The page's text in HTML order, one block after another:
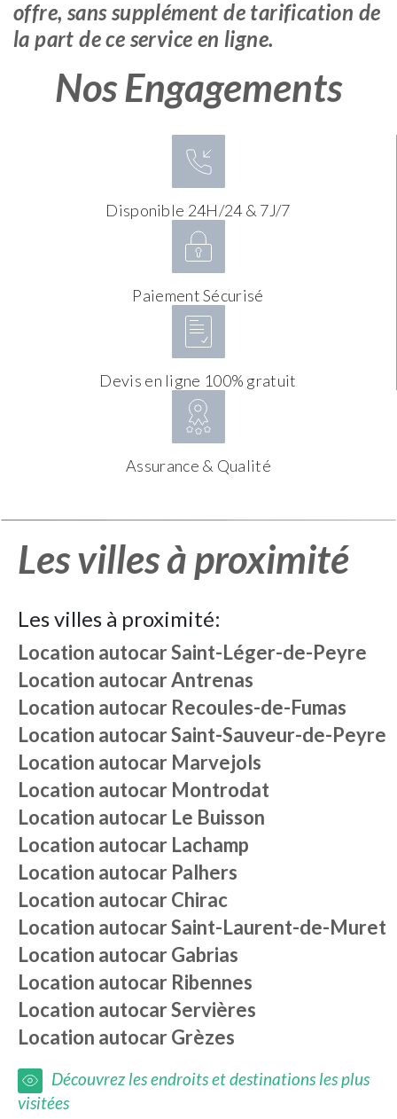
offre, sans supplément de tarification de
la part de ce service en ligne.
Nos Engagements
Disponible 24H/24 & 7J/7
Paiement Sécurisé
Devis en ligne 100% gratuit
Assurance & Qualité
Les villes à proximité
Les villes à proximité:
Location autocarSaint-Léger-de-Peyre
Location autocarAntrenas
Location autocar Recoules-de-Fumas
Location autocarSaint-Sauveur-de-Peyre
Location autocar Marvejols
Location autocar Montrodat
Location autocar Le Buisson
Location autocar Lachamp
Location autocar Palhers
Location autocarChirac
Location autocarSaint-Laurent-de-Muret
Location autocarGabrias
Location autocar Ribennes
Location autocarServières
Location autocarGrèzes
Découvrez les endroits et destinations les plus
visitées